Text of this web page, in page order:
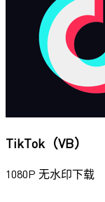
TikTok（VB）
1080P 无水印下载